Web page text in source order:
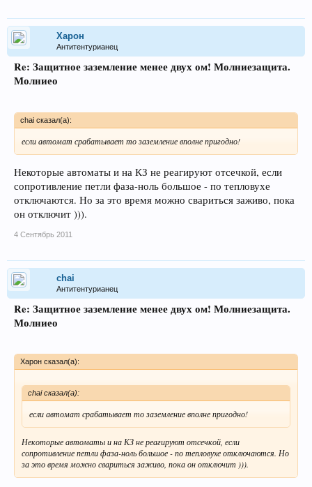
Харон
Антитентурианец
Re: Защитное заземление менее двух ом! Молниезащита.
Молниео
chai сказал(а):
если автомат срабатывает то заземление вполне пригодно!
Некоторые автоматы и на КЗ не реагируют отсечкой, если
сопротивление петли фаза-ноль большое - по тепловухе
отключаются. Но за это время можно свариться заживо, пока
он отключит ))).
4 Сентябрь 2011
chai
Антитентурианец
Re: Защитное заземление менее двух ом! Молниезащита.
Молниео
Харон сказал(а):
chai сказал(а):
если автомат срабатывает то заземление вполне пригодно!
Некоторые автоматы и на КЗ не реагируют отсечкой, если
сопротивление петли фаза-ноль большое - по тепловухе отключаются. Но
за это время можно свариться заживо, пока он отключит ))).